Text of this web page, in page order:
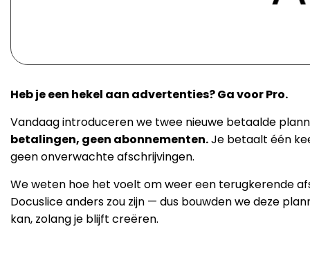
Heb je een hekel aan advertenties? Ga voor Pro.
Vandaag introduceren we twee nieuwe betaalde
betalingen, geen abonnementen.Je betaalt één
geen onverwachte afschrijvingen.
We weten hoe het voelt om weer een terugkerende
Docuslice anders zou zijn — dus bouwden we deze
kan, zolang je blijft creëren.